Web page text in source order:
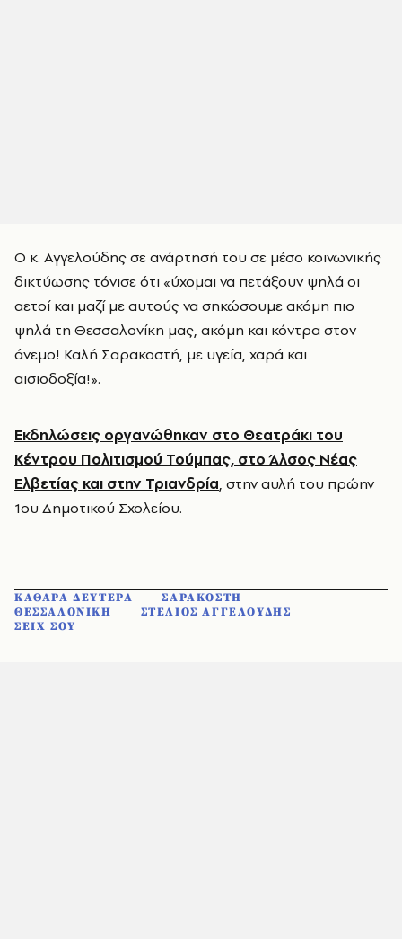
Ο κ. Αγγελούδης σε ανάρτησή του σε μέσο κοινωνικής
δικτύωσης τόνισε ότι «ύχομαι να πετάξουν ψηλά οι
αετοί και μαζί με αυτούς να σηκώσουμε ακόμη πιο
ψηλά τη Θεσσαλονίκη μας, ακόμη και κόντρα στον
άνεμο! Καλή Σαρακοστή, με υγεία, χαρά και
αισιοδοξία!».
Εκδηλώσεις οργανώθηκαν στο Θεατράκι του
Κέντρου Πολιτισμού Τούμπας, στο Άλσος Νέας
Ελβετίας και στην Τριανδρία, στην αυλή του πρώην
1ου Δημοτικού Σχολείου.
ΚΑΘΑΡΑ ΔΕΥΤΕΡΑ
ΣΑΡΑΚΟΣΤΗ
ΘΕΣΣΑΛΟΝΙΚΗ
ΣΤΕΛΙΟΣ ΑΓΓΕΛΟΥΔΗΣ
ΣΕΙΧ ΣΟΥ